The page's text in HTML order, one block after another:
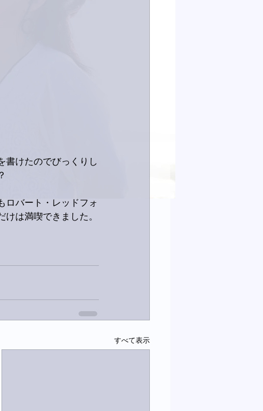
書けたのでびっくりし
ロバート・レッドフォ
は満喫できました。
すべて表示